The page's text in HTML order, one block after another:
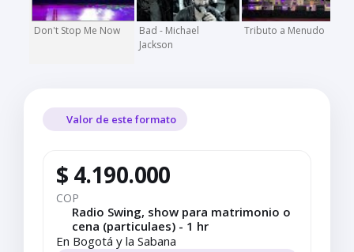
Don't Stop Me Now
Bad - Michael
Jackson
Tributo a Menudo
Valor de este formato
$ 4.190.000
COP
Radio Swing, show para matrimonio o
cena (particulaes) - 1 hr
En Bogotá y la Sabana